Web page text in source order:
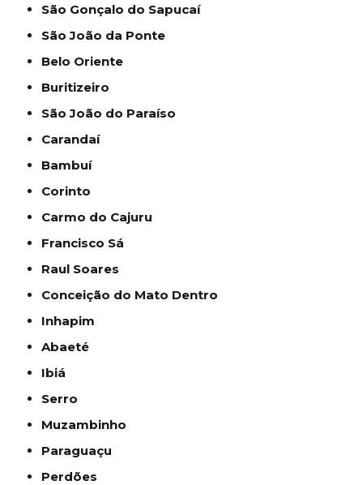
São Gonçalo do Sapucaí
São João da Ponte
Belo Oriente
Buritizeiro
São João do Paraíso
Carandaí
Bambuí
Corinto
Carmo do Cajuru
Francisco Sá
Raul Soares
Conceição do Mato Dentro
Inhapim
Abaeté
Ibiá
Serro
Muzambinho
Paraguaçu
Perdões